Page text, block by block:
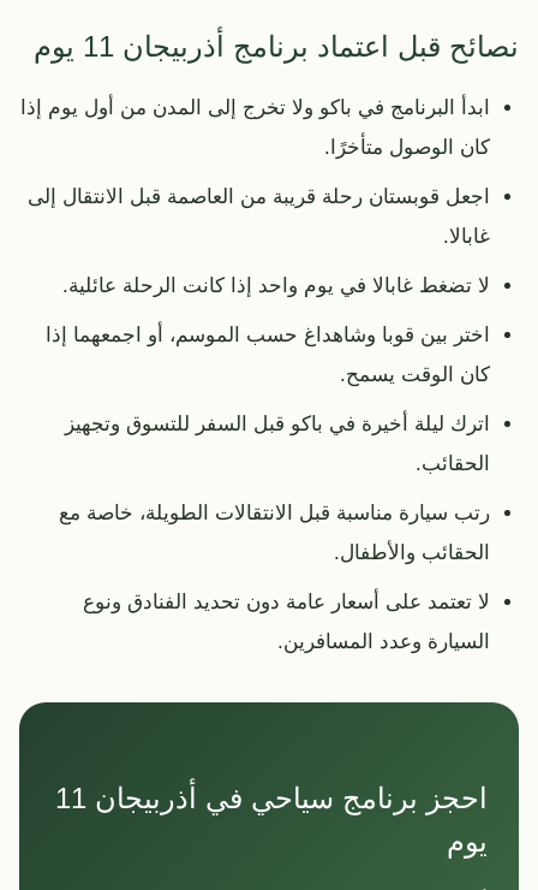
نصائح قبل اعتماد برنامج أذربيجان 11 يوم
ابدأ البرنامج في باكو ولا تخرج إلى المدن من أول يوم إذا
كان الوصول متأخرًا.
اجعل قوبستان رحلة قريبة من العاصمة قبل الانتقال إلى
غابالا.
لا تضغط غابالا في يوم واحد إذا كانت الرحلة عائلية.
اختر بين قوبا وشاهداغ حسب الموسم، أو اجمعهما إذا
كان الوقت يسمح.
اترك ليلة أخيرة في باكو قبل السفر للتسوق وتجهيز
الحقائب.
رتب سيارة مناسبة قبل الانتقالات الطويلة، خاصة مع
الحقائب والأطفال.
لا تعتمد على أسعار عامة دون تحديد الفنادق ونوع
السيارة وعدد المسافرين.
احجز برنامج سياحي في أذربيجان 11
يوم